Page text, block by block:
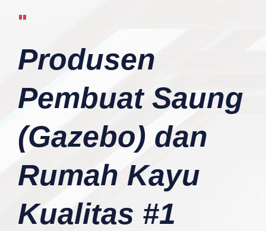
"
Produsen
Pembuat Saung
(Gazebo) dan
Rumah Kayu
Kualitas #1